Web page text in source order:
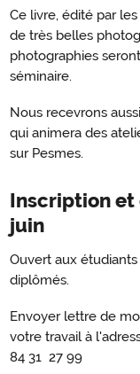
Ce livre, édité par
de très belles
photographies
séminaire.
Nous recevrons
qui animera des
sur Pesmes.
Inscription et
juin
Ouvert aux
diplômés.
Envoyer lettre de
votre travail à
84 31 27 99